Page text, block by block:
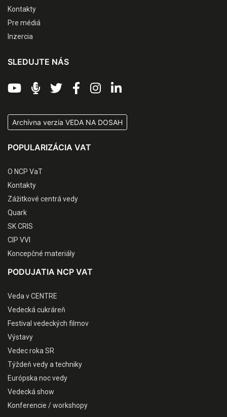
Kontakty
Pre médiá
Inzercia
SLEDUJTE NÁS
Archívna verzia VEDA NA DOSAH
POPULARIZÁCIA VAT
O NCP VaT
Kontakty
Zážitkové centrá vedy
Quark
SK CRIS
CIP VVI
Koncepčné materiály
PODUJATIA NCP VAT
Veda v CENTRE
Vedecká cukráreň
Festival vedeckých filmov
Výstavy
Vedec roka SR
Týždeň vedy a techniky
Európska noc vedy
Vedecká show
Konferencie / workshopy